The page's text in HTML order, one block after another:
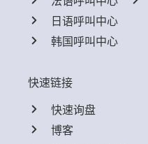
日语呼叫中心
韩国呼叫中心
快速链接
快速询盘
博客